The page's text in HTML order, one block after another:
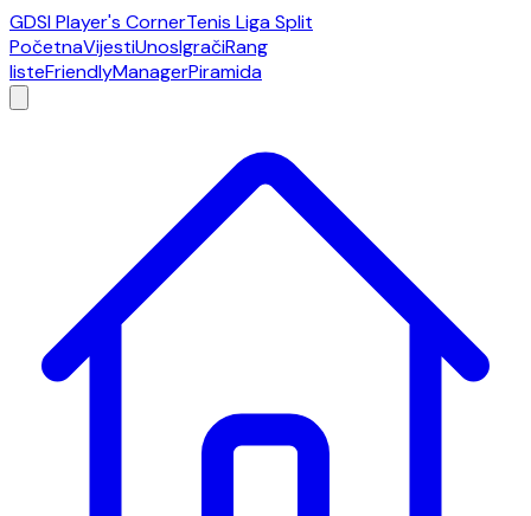
GDSI Player's CornerTenis Liga Split
PočetnaVijestiUnosIgračiRang
listeFriendlyManagerPiramida